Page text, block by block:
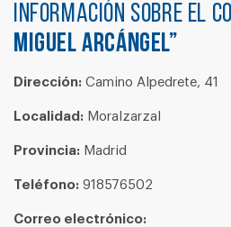
Información sobre el
MIGUEL ARCÁNGEL”
Dirección: Camino Alpedrete, 41
Localidad: Moralzarzal
Provincia: Madrid
Teléfono: 918576502
Correo electrónico: